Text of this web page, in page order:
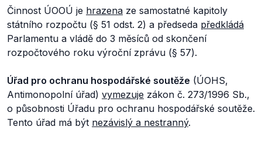
Činnost ÚOOÚ je hrazena ze samostatné kapitoly
státního rozpočtu (§ 51 odst. 2) a předseda předkládá
Parlamentu a vládě do 3 měsíců od skončení
rozpočtového roku výroční zprávu (§ 57).
Úřad pro ochranu hospodářské soutěže (ÚOHS,
Antimonopolní úřad) vymezuje zákon č. 273/1996 Sb.,
o působnosti Úřadu pro ochranu hospodářské soutěže.
Tento úřad má být nezávislý a nestranný.